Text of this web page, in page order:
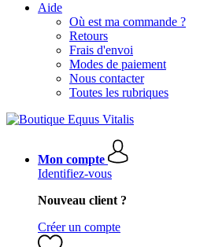
Aide
Où est ma commande ?
Retours
Frais d'envoi
Modes de paiement
Nous contacter
Toutes les rubriques
Mon compte
Identifiez-vous
Nouveau client ?
Créer un compte